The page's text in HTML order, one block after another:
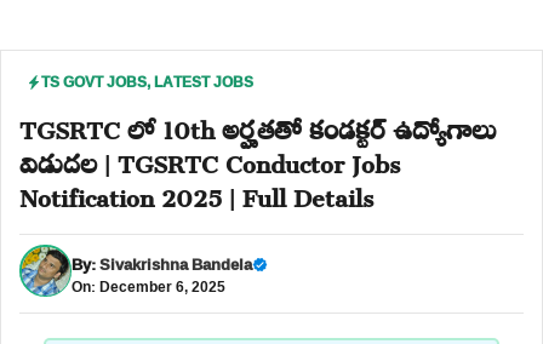
TS GOVT JOBS,LATEST JOBS
TGSRTC లో 10th అర్హతతో కండక్టర్ ఉద్యోగాలు
విడుదల | TGSRTC Conductor Jobs
Notification 2025 | Full Details
By:Sivakrishna Bandela
On: December 6, 2025